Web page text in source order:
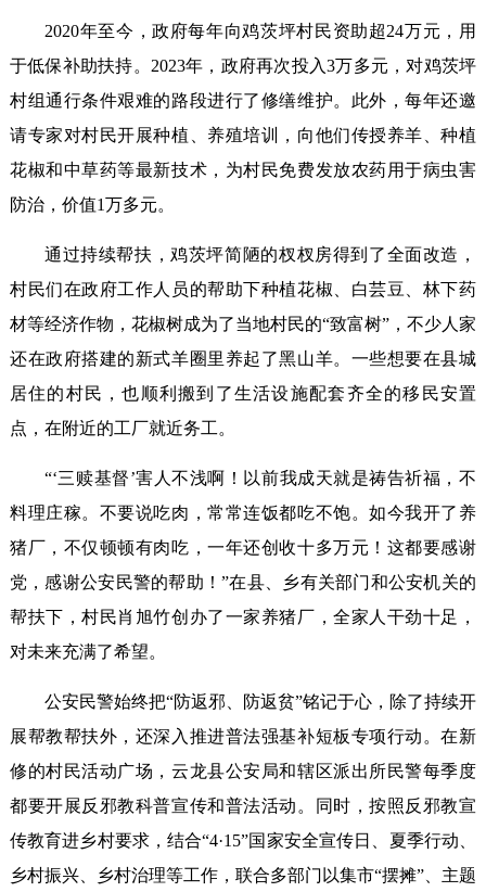
2020年至今，政府每年向鸡茨坪村民资助超24万元，用
于低保补助扶持。2023年，政府再次投入3万多元，对鸡茨坪
村组通行条件艰难的路段进行了修缮维护。此外，每年还邀
请专家对村民开展种植、养殖培训，向他们传授养羊、种植
花椒和中草药等最新技术，为村民免费发放农药用于病虫害
防治，价值1万多元。
通过持续帮扶，鸡茨坪简陋的杈杈房得到了全面改造，
村民们在政府工作人员的帮助下种植花椒、白芸豆、林下药
材等经济作物，花椒树成为了当地村民的“致富树”，不少人家
还在政府搭建的新式羊圈里养起了黑山羊。一些想要在县城
居住的村民，也顺利搬到了生活设施配套齐全的移民安置
点，在附近的工厂就近务工。
“‘三赎基督’害人不浅啊！以前我成天就是祷告祈福，不
料理庄稼。不要说吃肉，常常连饭都吃不饱。如今我开了养
猪厂，不仅顿顿有肉吃，一年还创收十多万元！这都要感谢
党，感谢公安民警的帮助！”在县、乡有关部门和公安机关的
帮扶下，村民肖旭竹创办了一家养猪厂，全家人干劲十足，
对未来充满了希望。
公安民警始终把“防返邪、防返贫”铭记于心，除了持续开
展帮教帮扶外，还深入推进普法强基补短板专项行动。在新
修的村民活动广场，云龙县公安局和辖区派出所民警每季度
都要开展反邪教科普宣传和普法活动。同时，按照反邪教宣
传教育进乡村要求，结合“4·15”国家安全宣传日、夏季行动、
乡村振兴、乡村治理等工作，联合多部门以集市“摆摊”、主题